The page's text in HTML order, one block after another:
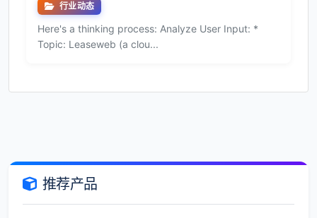
行业动态
Here's a thinking process: Analyze User Input: *
Topic: Leaseweb (a clou...
推荐产品